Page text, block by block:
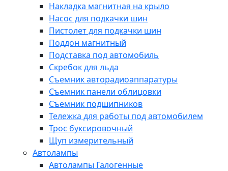
Накладка магнитная на крыло
Насос для подкачки шин
Пистолет для подкачки шин
Поддон магнитный
Подставка под автомобиль
Скребок для льда
Съемник авторадиоаппаратуры
Съемник панели облицовки
Съемник подшипников
Тележка для работы под автомобилем
Трос буксировочный
Щуп измерительный
Автолампы
Автолампы Галогенные